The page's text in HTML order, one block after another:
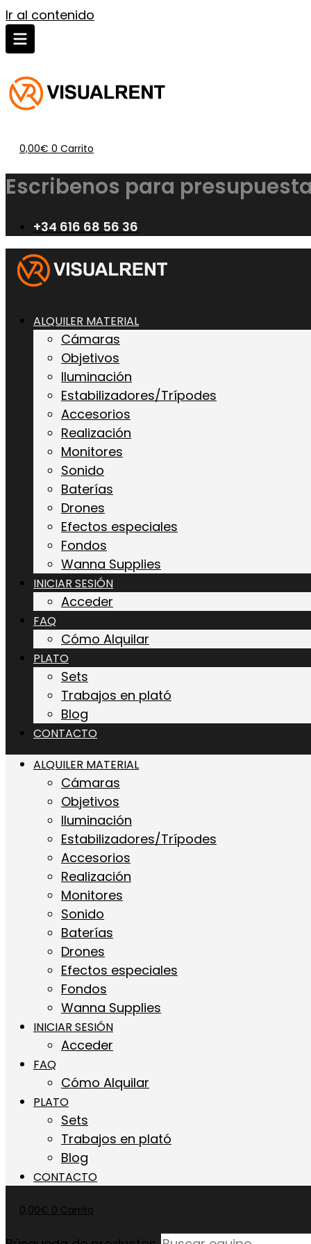
Ir al contenido
0,00€ 0 Carrito
Escribenos para
+34 616 68 56 36
ALQUILER MATERIAL
Cámaras
Objetivos
Iluminación
Estabilizadores/Trípodes
Accesorios
Realización
Monitores
Sonido
Baterías
Drones
Efectos especiales
Fondos
Wanna Supplies
INICIAR SESIÓN
Acceder
FAQ
Cómo Alquilar
PLATO
Sets
Trabajos en plató
Blog
CONTACTO
ALQUILER MATERIAL
Cámaras
Objetivos
Iluminación
Estabilizadores/Trípodes
Accesorios
Realización
Monitores
Sonido
Baterías
Drones
Efectos especiales
Fondos
Wanna Supplies
INICIAR SESIÓN
Acceder
FAQ
Cómo Alquilar
PLATO
Sets
Trabajos en plató
Blog
CONTACTO
0,00€ 0 Carrito